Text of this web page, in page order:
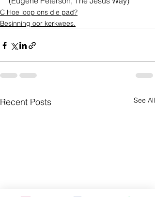
C Hoe loop ons die pad?
Besinning oor kerkwees.
Recent Posts See All